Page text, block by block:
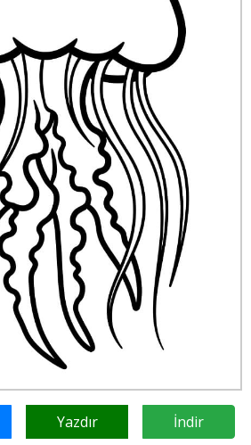
Yazdır İndir